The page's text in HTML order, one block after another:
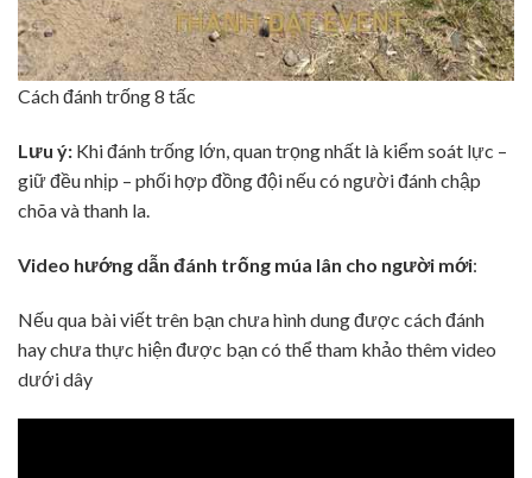
Cách đánh trống 8 tấc
Lưu ý: Khi đánh trống lớn, quan trọng nhất là kiểm soát lực –
giữ đều nhịp – phối hợp đồng đội nếu có người đánh chập
chõa và thanh la.
Video hướng dẫn đánh trống múa lân cho người mới:
Nếu qua bài viết trên bạn chưa hình dung được cách đánh
hay chưa thực hiện được bạn có thể tham khảo thêm video
dưới dây